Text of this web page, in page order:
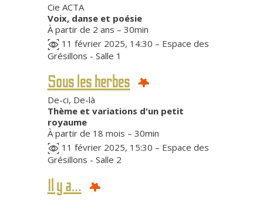
Cie ACTA
Voix, danse et poésie
À partir de 2 ans – 30min
11 février 2025, 14:30 – Espace des
Grésillons - Salle 1
Sous les herbes
De-ci, De-là
Thème et variations d'un petit
royaume
À partir de 18 mois – 30min
11 février 2025, 15:30 – Espace des
Grésillons - Salle 2
Il y a…